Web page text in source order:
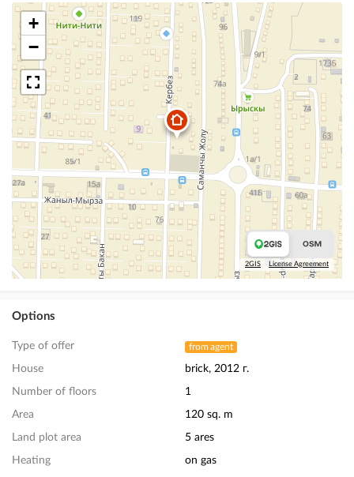
+
−
2GIS License Agreement
Options
Type of offer from agent
House brick, 2012 г.
Number of floors 1
Area 120 sq. m
Land plot area 5 ares
Heating on gas